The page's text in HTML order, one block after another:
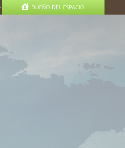
DUEÑO DEL ESPACIO